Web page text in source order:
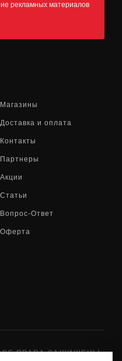
рекламных материалов
Магазины
Доставка и оплата
Контакты
Партнеры
Акции
Статьи
Вопрос-Ответ
Оферта
ПРАВА ЗАЩИЩЕНЫ